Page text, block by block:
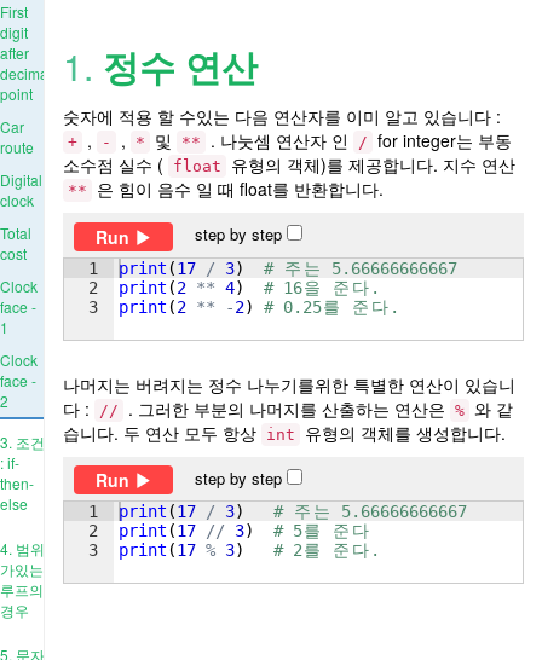
First
digit
after
decimal
point
Car
route
Digital
clock
Total
cost
Clock
face -
1
Clock
face -
2
3. 조건
: if-
then-
else
4. 범위
가있는
루프의
경우
5. 문자
1. 정수 연산
숫자에 적용 할 수있는 다음 연산자를 이미 알고 있습니다 :
+ , - , * 및 ** . 나눗셈 연산자 인 / for integer는 부동
소수점 실수 (
float 유형의 객체)를 제공합니다. 지수 연산
**
은 힘이 음수 일 때 float를 반환합니다.
Run
step by step
1
2
3
print (17 / 3) # 주 는
5.66666666667
print (2 ** 4) # 16을 준 다 .
print (2 ** -2) # 0.25를 준 다 .
나머지는 버려지는 정수 나누기를위한 특별한 연산이 있습니
다 :
// . 그러한 부분의 나머지를 산출하는 연산은 % 와 같
습니다. 두 연산 모두 항상 int
유형의 객체를 생성합니다.
Run
step by step
1
2
3
print (17 / 3) # 주 는
5.66666666667
print (17 // 3) # 5를 준 다
print (17 % 3) # 2를 준 다 .